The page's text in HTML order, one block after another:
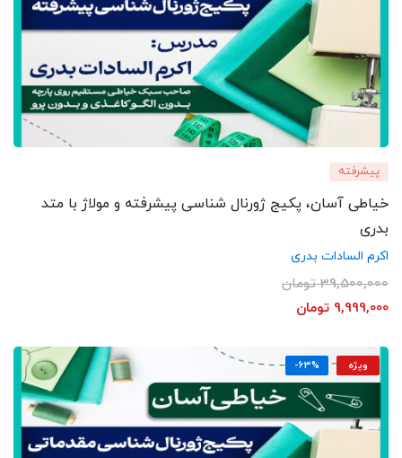
پیشرفته
خیاطی آسان، پکیج ژورنال شناسی پیشرفته و مولاژ با متد
بدری
اکرم السادات بدری
39,500,000 تومان
9,999,000 تومان
ویژه -63%